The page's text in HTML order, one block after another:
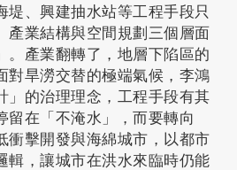
堤、興建抽水站等工程手段只
產業結構與空間規劃三個層面
。產業翻轉了，地層下陷區的
對旱澇交替的極端氣候，李鴻
」的治理理念，工程手段有其
留在「不淹水」，而要轉向
衝擊開發與海綿城市，以都市
輯，讓城市在洪水來臨時仍能